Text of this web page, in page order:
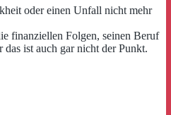
oder einen Unfall nicht mehr
finanziellen Folgen, seinen Beruf
ist auch gar nicht der Punkt.